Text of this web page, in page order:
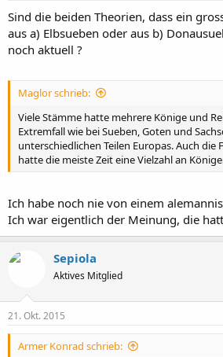
Sind die beiden Theorien, dass ein
aus a) Elbsueben oder aus b)
noch aktuell ?
Maglor schrieb:
Viele Stämme hatte mehrere Könige und
Extremfall wie bei Sueben, Goten und
unterschiedlichen Teilen Europas. Auch die
hatte die meiste Zeit eine Vielzahl an
Ich habe noch nie von einem
Ich war eigentlich der Meinung, die
Sepiola
Aktives Mitglied
21. Okt. 2015
Armer Konrad schrieb: